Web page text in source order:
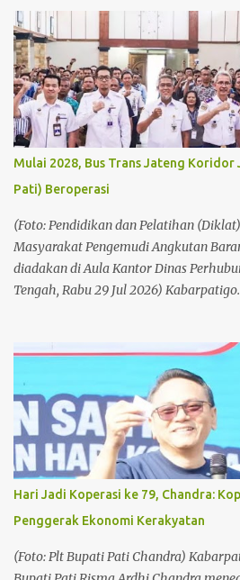
solusi yang jelas bagi sekolah maupun
yang juga menjabat sebagai Ketua
salah satu SMP Negeri di Kabupaten
penjualan buku LKS seharusnya
dari Dinas Pendidikan agar proses
terganggu. "Kalau memang sekolah
maka Dinas Pendidikan harus
memberikan buku LKS secara gratis
melarang, tetapi tidak memberikan
Rahman, Jumat (31/7/26). Baca juga:
Semarakkan Hari Jadi ke 703 Pati Baca
Mulai 2028, Bus Trans Jateng Koridor
Pati) Beroperasi
(Foto: Pendidikan dan Pelatihan
Masyarakat Pengemudi Angkutan
diadakan di Aula Kantor Dinas
Tengah, Rabu 29 Jul 2026)
wilayahnya. Dimana, kelancaran
erat dengan pengendalian inflasi di
massal di Jateng, rencananya akan
Manggung yang menghubungkan
Kota Magelang, dan Kabupaten
itu, untuk wilayah Jekuti (Jepara,
pada 2028. Hingga kini, Trans Jateng
koridor dengan total armada 115 unit
tersebut berada di empat wilayah
Kendal, Demak, Ungaran (Kabupaten
Purwodadi (Kedungsepur); Solo Raya;
Hari Jadi Koperasi ke 79, Chandra:
Penggerak Ekonomi Kerakyatan
(Foto: Plt Bupati Pati Chandra)